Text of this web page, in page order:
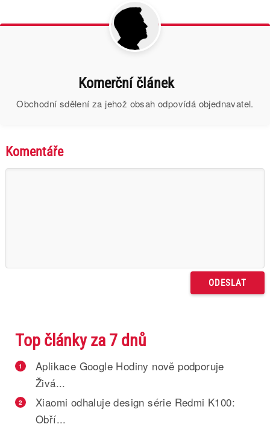
Komerční článek
Obchodní sdělení za jehož obsah odpovídá objednavatel.
Komentáře
Top články za 7 dnů
1
Aplikace Google Hodiny nově podporuje
Živá...
2
Xiaomi odhaluje design série Redmi K100:
Obří...